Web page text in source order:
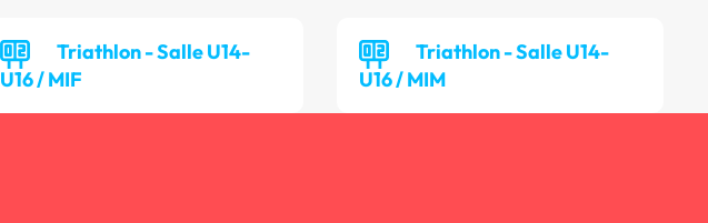
Triathlon - Salle U14-
U16 / MIF
Triathlon - Salle U14-
U16 / MIM